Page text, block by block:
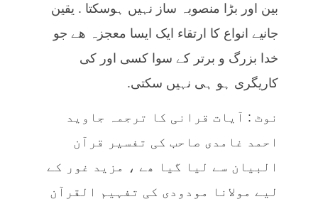
بین اور بڑا منصوبہ ساز نہیں ہوسکتا . یقین
جانیے انواع کا ارتقاء ایک ایسا معجزہ ھے جو
خدا بزرگ و برتر کے سوا کسی اور کی
کاریگری ہو ہی نہیں سکتی.
نوٹ : آیات قرانی کا ترجمہ جاوید
احمد غامدی صاحب کی تفسیر قرآن
البیان سے لیا گیا ھے ، مزید غور کے
لیے مولانا مودودی کی تفہیم القرآن